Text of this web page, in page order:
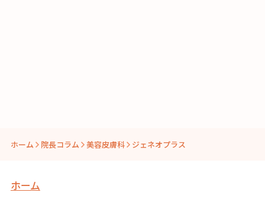
ホーム 院長コラム 美容皮膚科 ジェネオプラス
ホーム